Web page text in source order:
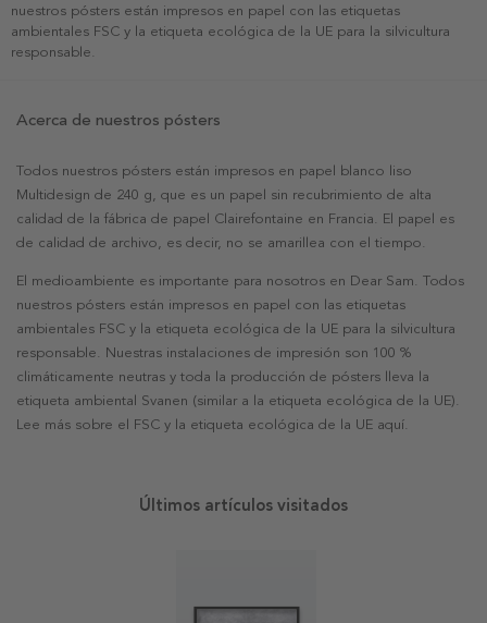
nuestros pósters están impresos en papel con las etiquetas
ambientales FSC y la etiqueta ecológica de la UE para la silvicultura
responsable.
Acerca de nuestros pósters
Todos nuestros pósters están impresos en papel blanco liso
Multidesign de 240 g, que es un papel sin recubrimiento de alta
calidad de la fábrica de papel Clairefontaine en Francia. El papel es
de calidad de archivo, es decir, no se amarillea con el tiempo.
El medioambiente es importante para nosotros en Dear Sam. Todos
nuestros pósters están impresos en papel con las etiquetas
ambientales FSC y la etiqueta ecológica de la UE para la silvicultura
responsable. Nuestras instalaciones de impresión son 100 %
climáticamente neutras y toda la producción de pósters lleva la
etiqueta ambiental Svanen (similar a la etiqueta ecológica de la UE).
Lee más sobre el FSC y la etiqueta ecológica de la UE aquí.
Últimos artículos visitados